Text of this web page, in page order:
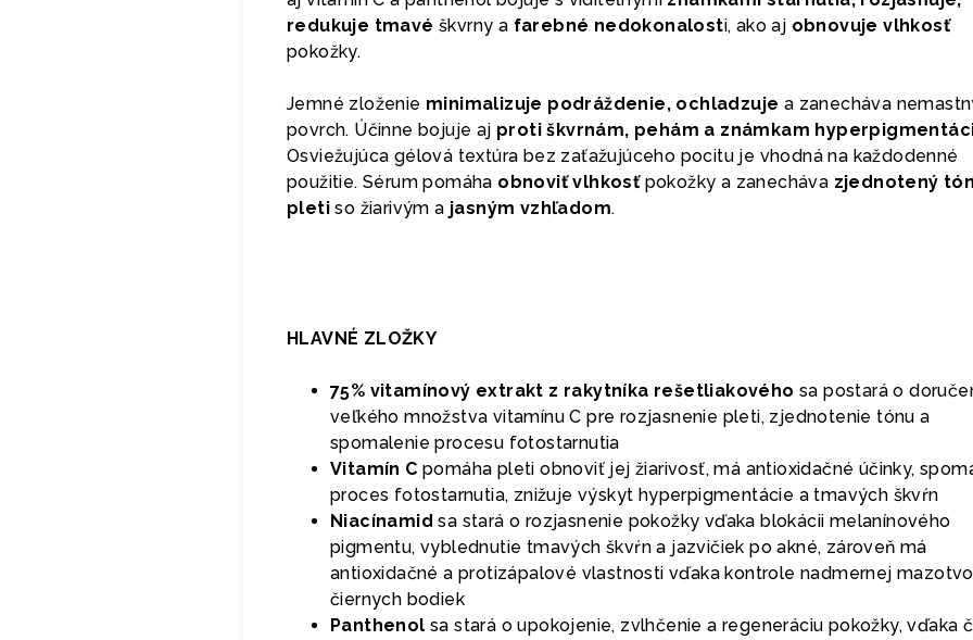
redukuje tmavé škvrny a farebné nedokonalosti, ako aj obnovuje vlhkosť
pokožky.
Jemné zloženie minimalizuje podráždenie, ochladzuje a zanecháva
povrch. Účinne bojuje aj proti škvrnám, pehám a známkam
Osviežujúca gélová textúra bez zaťažujúceho pocitu je vhodná na každodenné
použitie. Sérum pomáha obnoviť vlhkosťpokožky a zanecháva zjednotený
pleti so žiarivým a jasným vzhľadom.
HLAVNÉ ZLOŽKY
75% vitamínový extrakt z rakytníka rešetliakového sa postará o
veľkého množstva vitamínu C pre rozjasnenie pleti, zjednotenie tónu a
spomalenie procesu fotostarnutia
Vitamín C pomáha pleti obnoviť jej žiarivosť, má antioxidačné účinky,
proces fotostarnutia, znižuje výskyt hyperpigmentácie a tmavých škvŕn
Niacínamid sa stará o rozjasnenie pokožky vďaka blokácii melanínového
pigmentu, vyblednutie tmavých škvŕn a jazvičiek po akné, zároveň má
antioxidačné a protizápalové vlastnosti vďaka kontrole nadmernej
čiernych bodiek
Panthenol sa stará o upokojenie, zvlhčenie a regeneráciu pokožky, vďaka